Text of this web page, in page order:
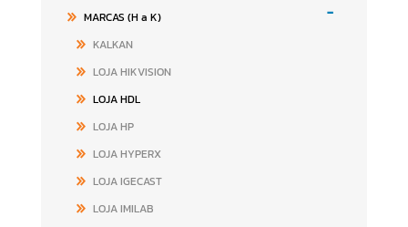
MARCAS (H a K) -
KALKAN
LOJA HIKVISION
LOJA HDL
LOJA HP
LOJA HYPERX
LOJA IGECAST
LOJA IMILAB